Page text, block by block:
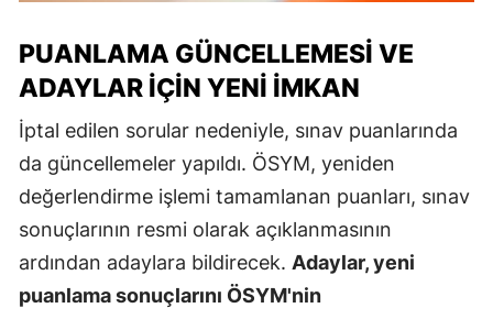
PUANLAMA GÜNCELLEMESI VE
ADAYLAR İÇIN YENI İMKAN
İptal edilen sorular nedeniyle, sınav puanlarında
da güncellemeler yapıldı. ÖSYM, yeniden
değerlendirme işlemi tamamlanan puanları, sınav
sonuçlarının resmi olarak açıklanmasının
ardından adaylara bildirecek. Adaylar, yeni
puanlama sonuçlarını ÖSYM'nin